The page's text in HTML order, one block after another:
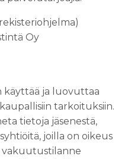
Oy
käyttää ja luovuttaa
tarkoituksiin.
tietoja jäsenestä,
joilla on oikeus
vakuutustilanne